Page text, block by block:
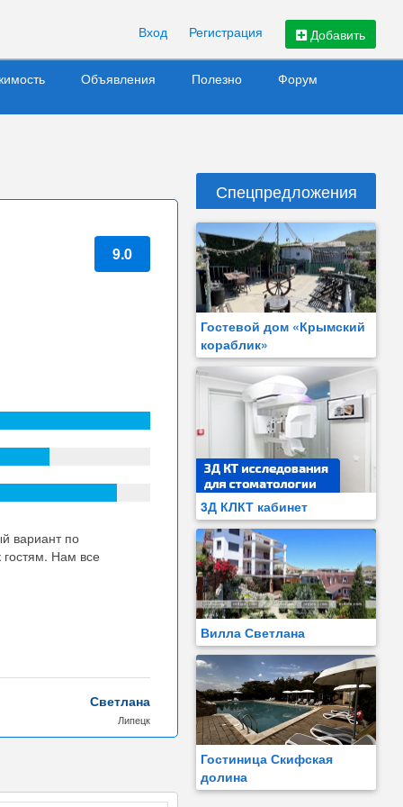
Добавить
Вход Регистрация
Объявления Полезно Форум
9.0
вариант по
Нам все
Светлана
Липецк
Спецпредложения
Гостевой дом «Крымский
кораблик»
3Д КЛКТ кабинет
Вилла Светлана
Гостиница Скифская
долина